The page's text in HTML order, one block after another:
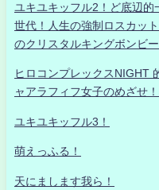
ユキユキッフル2！ど底辺的
世代！人生の強制ロスカッ
のクリスタルキングボンビ
ヒロコンプレックスNIGHT
ャアラフィフ女子のめざせ
ユキユキッフル3！
萌えっふる！
天にまします我ら！